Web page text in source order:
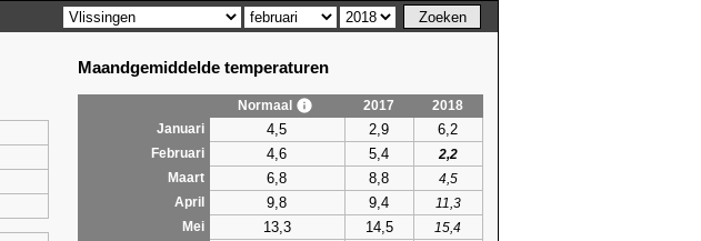
Maandgemiddelde temperaturen
Normaal 2017
2018
Januari
4,5 2,9 6,2
Februari 4,6 5,4
2,2
Maart
6,8 8,8
4,5
April
9,8 9,4
11,3
Mei
13,3 14,5
15,4